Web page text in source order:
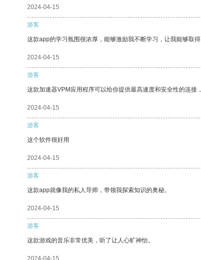
2024-04-15
游客
这款app的学习氛围很浓厚，能够激励我不断学习，让我能够取得
2024-04-15
游客
这款加速器VPM应用程序可以给你提供最高速度和安全性的连接
2024-04-15
游客
这个软件很好用
2024-04-15
游客
这款app就像我的私人导师，带领我探索知识的奥秘。
2024-04-15
游客
这款游戏的音乐非常优美，听了让人心旷神怡。
2024-04-15